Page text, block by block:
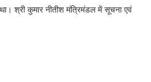
श्री कुमार नीतीश मंत्रिमंडल में सूचना एवं